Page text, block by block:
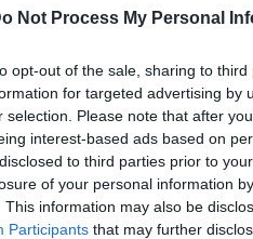
Not Process My Personal
opt-out of the sale, sharing to
for targeted advertising by
selection. Please note that after
interest-based ads based on
to third parties prior to
of your personal information
This information may also be
Participants that may further